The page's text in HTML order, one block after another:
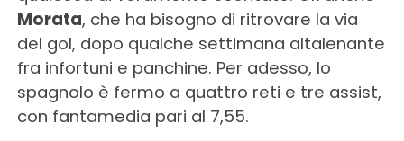
Morata, che ha bisogno di ritrovare la via
del gol, dopo qualche settimana altalenante
fra infortuni e panchine. Per adesso, lo
spagnolo è fermo a quattro reti e tre assist,
con fantamedia pari al 7,55.